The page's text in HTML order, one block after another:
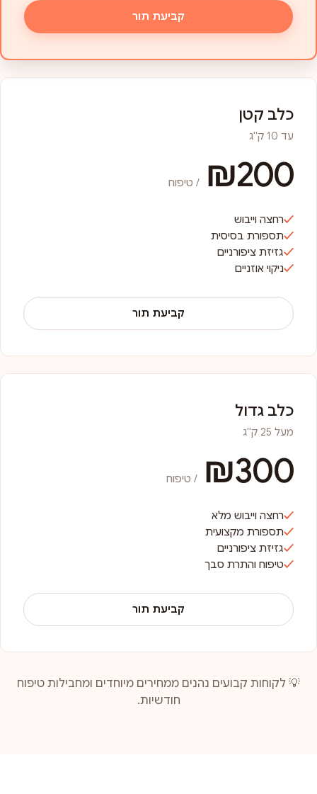
כלב קטן
עד 10 ק"ג
₪200 / טיפוח
רחצה וייבוש
תספורת בסיסית
גזיזת ציפורניים
ניקוי אוזניים
קביעת תור
קביעת תור
כלב גדול
מעל 25 ק"ג
₪300 / טיפוח
רחצה וייבוש מלא
תספורת מקצועית
גזיזת ציפורניים
טיפוח והתרת סבך
קביעת תור
💡 לקוחות קבועים נהנים ממחירים מיוחדים ומחבילות טיפוח
חודשיות.